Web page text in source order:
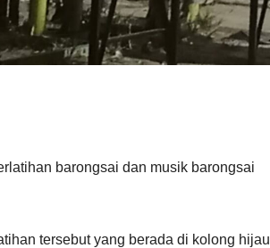
barongsai dan musik barongsai
tersebut yang berada di kolong hijau